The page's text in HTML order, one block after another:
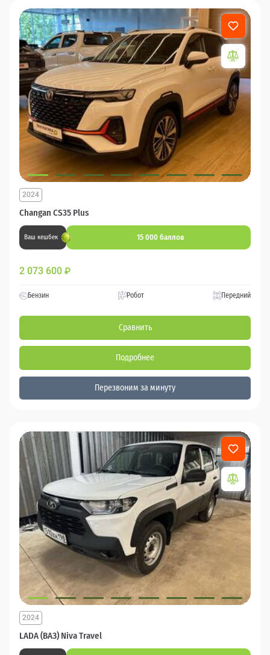
Changan CS35 Plus
2024
Ваш кешбек 15 000 баллов
2 073 600 ₽
Бензин Робот Передний
Сравнить
Подробнее
Перезвоним за минуту
LADA (ВАЗ) Niva Travel
2024